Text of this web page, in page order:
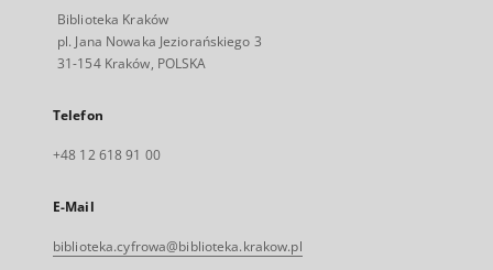
Biblioteka Kraków
pl. Jana Nowaka Jeziorańskiego 3
31-154 Kraków, POLSKA
Telefon
+48 12 618 91 00
E-Mail
biblioteka.cyfrowa@biblioteka.krakow.pl